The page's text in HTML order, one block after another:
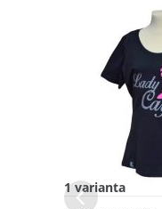
1 varianta